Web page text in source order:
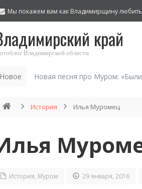
Мы покажем вам как Владимирщину любить
край
Владимирской области
Новое Новая песня про Муром:
История Илья Муромец
История, Муром 29 января, 2016